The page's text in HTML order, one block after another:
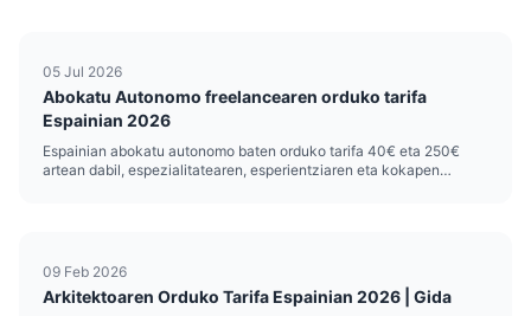
05 Jul 2026
Abokatu Autonomo freelancearen orduko tarifa
Espainian 2026
Espainian abokatu autonomo baten orduko tarifa 40€ eta 250€
artean dabil, espezialitatearen, esperientziaren eta kokapen
09 Feb 2026
Arkitektoaren Orduko Tarifa Espainian 2026 | Gida